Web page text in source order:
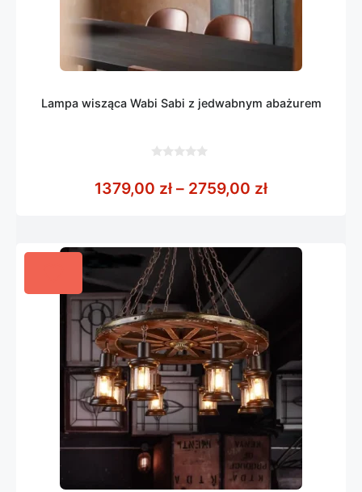
Lampa wisząca Wabi Sabi z jedwabnym abażurem
5
1379,00 zł – 2759,00 złZakres cen: